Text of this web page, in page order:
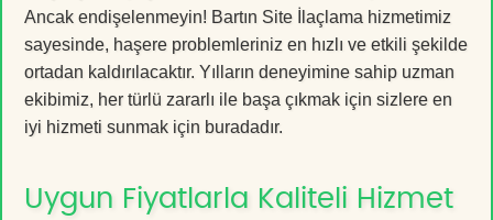
Ancak endişelenmeyin! Bartın Site İlaçlama hizmetimiz
sayesinde, haşere problemleriniz en hızlı ve etkili şekilde
ortadan kaldırılacaktır. Yılların deneyimine sahip uzman
ekibimiz, her türlü zararlı ile başa çıkmak için sizlere en
iyi hizmeti sunmak için buradadır.
Uygun Fiyatlarla Kaliteli Hizmet